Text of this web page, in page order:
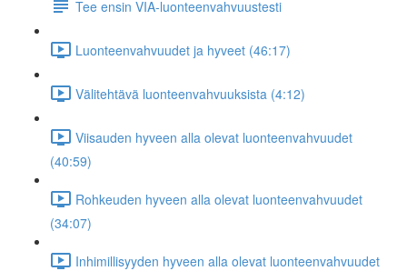
Tee ensin VIA-luonteenvahvuustesti
Luonteenvahvuudet ja hyveet (46:17)
Välitehtävä luonteenvahvuuksista (4:12)
Viisauden hyveen alla olevat luonteenvahvuudet
(40:59)
Rohkeuden hyveen alla olevat luonteenvahvuudet
(34:07)
Inhimillisyyden hyveen alla olevat luonteenvahvuudet